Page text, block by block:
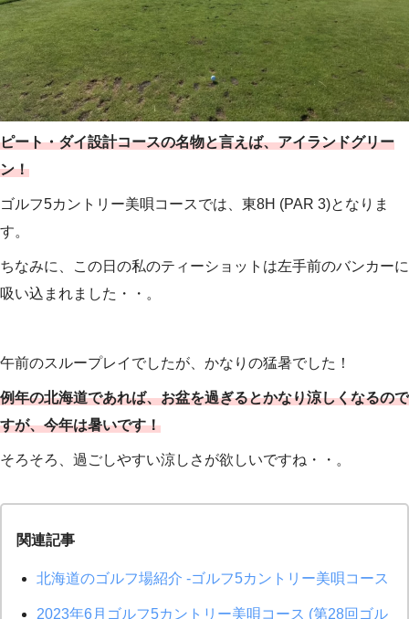
ピート・ダイ設計コースの名物と言えば、アイランドグリー
ン！
ゴルフ5カントリー美唄コースでは、東8H (PAR 3)となりま
す。
ちなみに、この日の私のティーショットは左手前のバンカーに
吸い込まれました・・。
午前のスループレイでしたが、かなりの猛暑でした！
例年の北海道であれば、お盆を過ぎるとかなり涼しくなるので
すが、今年は暑いです！
そろそろ、過ごしやすい涼しさが欲しいですね・・。
関連記事
北海道のゴルフ場紹介 -ゴルフ5カントリー美唄コース
2023年6月ゴルフ5カントリー美唄コース (第28回ゴル